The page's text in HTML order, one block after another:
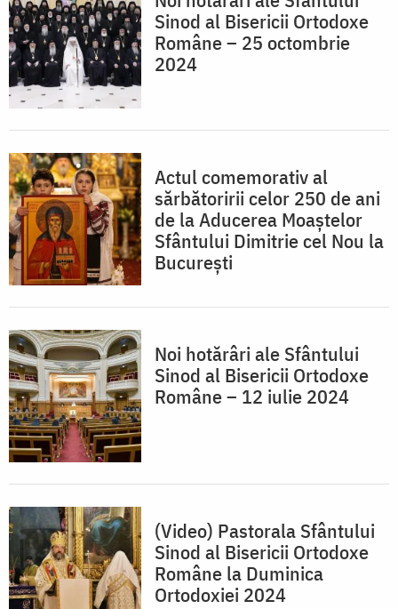
Sinod al Bisericii Ortodoxe
Române – 25 octombrie
2024
Actul comemorativ al
sărbătoririi celor 250 de ani
de la Aducerea Moaștelor
Sfântului Dimitrie cel Nou la
București
Noi hotărâri ale Sfântului
Sinod al Bisericii Ortodoxe
Române – 12 iulie 2024
(Video) Pastorala Sfântului
Sinod al Bisericii Ortodoxe
Române la Duminica
Ortodoxiei 2024